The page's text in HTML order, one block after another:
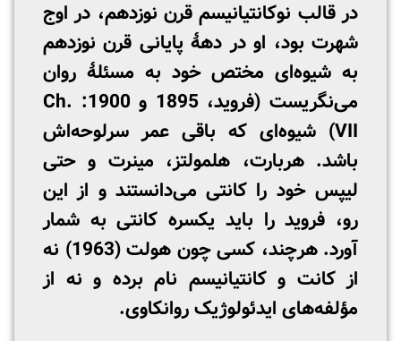
در قالب نوکانتیانیسم قرن نوزدهم، در اوج
شهرت بود، او در دهۀ پایانی قرن نوزدهم
به شیوه‌ای مختص خود به مسئلۀ روان
می‌نگریست (فروید، 1895 و 1900: Ch.
VII) شیوه‌ای که باقی عمر سرلوحه‌اش
باشد. هربارت، هلمولتز، مینرت و حتی
لیپس خود را کانتی می‌دانستند و از این
رو، فروید را باید یکسره کانتی به شمار
آورد. هرچند، کسی چون هولت (1963) نه
از كانت و كانتیانیسم نام برده و نه از
مؤلفه‌های ایدئولوژیک روانکاوی.